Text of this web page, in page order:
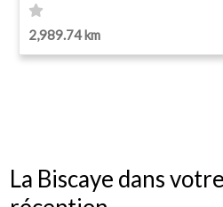
2,989.74 km
La Biscaye dans